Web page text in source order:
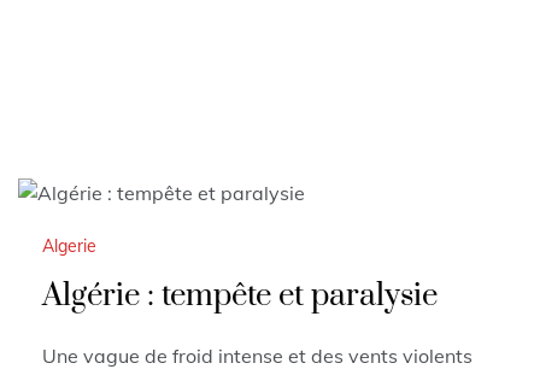
Algerie
Algérie : tempête et paralysie
Une vague de froid intense et des vents violents